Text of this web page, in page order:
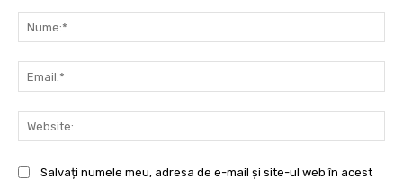
Salvați numele meu, adresa de e-mail și site-ul web în acest